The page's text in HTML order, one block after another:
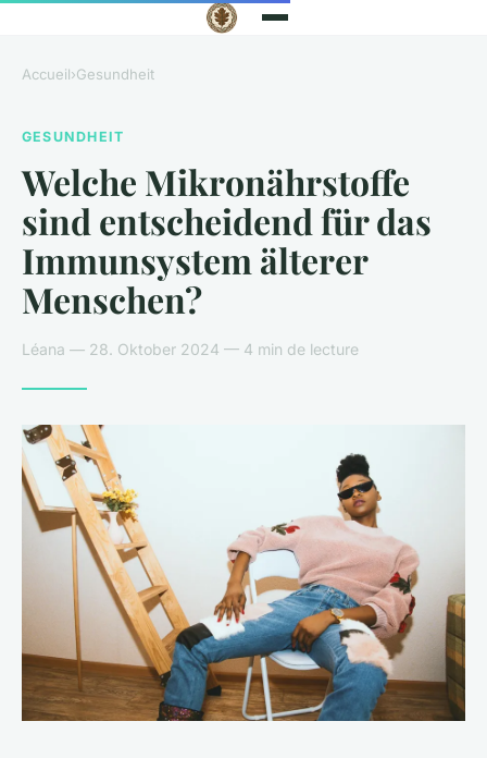
Accueil›Gesundheit
GESUNDHEIT
Welche Mikronährstoffe
sind entscheidend für das
Immunsystem älterer
Menschen?
Léana — 28. Oktober 2024 — 4 min de lecture